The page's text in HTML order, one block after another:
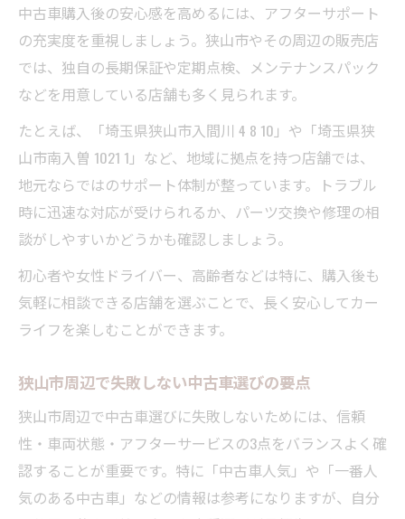
中古車購入後の安心感を高めるには、アフターサポート
の充実度を重視しましょう。狭山市やその周辺の販売店
では、独自の長期保証や定期点検、メンテナンスパック
などを用意している店舗も多く見られます。
たとえば、「埼玉県狭山市入間川 4 8 10」や「埼玉県狭
山市南入曽 1021 1」など、地域に拠点を持つ店舗では、
地元ならではのサポート体制が整っています。トラブル
時に迅速な対応が受けられるか、パーツ交換や修理の相
談がしやすいかどうかも確認しましょう。
初心者や女性ドライバー、高齢者などは特に、購入後も
気軽に相談できる店舗を選ぶことで、長く安心してカー
ライフを楽しむことができます。
狭山市周辺で失敗しない中古車選びの要点
狭山市周辺で中古車選びに失敗しないためには、信頼
性・車両状態・アフターサービスの3点をバランスよく確
認することが重要です。特に「中古車人気」や「一番人
気のある中古車」などの情報は参考になりますが、自分